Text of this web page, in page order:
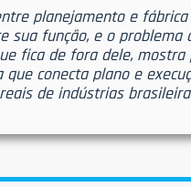
planejamento e
sua função, e o problema
fica de fora dele,
conecta plano e
de indústrias